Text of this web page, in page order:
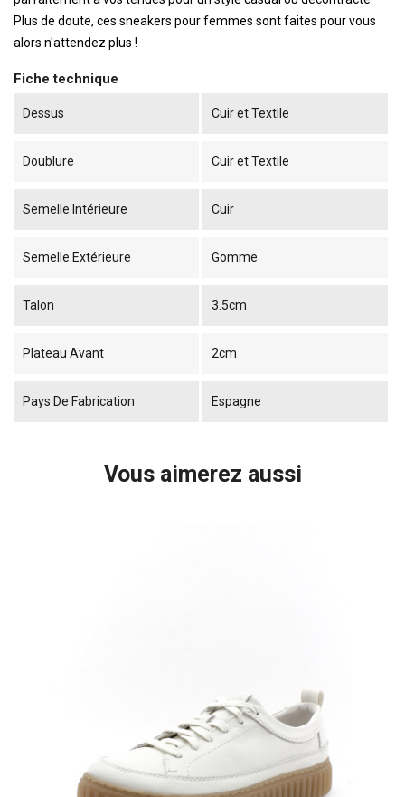
Plus de doute, ces sneakers pour femmes sont faites pour vous
alors n'attendez plus !
Fiche technique
Dessus Cuir et Textile
Doublure Cuir et Textile
Semelle Intérieure Cuir
Semelle Extérieure Gomme
Talon 3.5cm
Plateau Avant 2cm
Pays De Fabrication Espagne
Vous aimerez aussi